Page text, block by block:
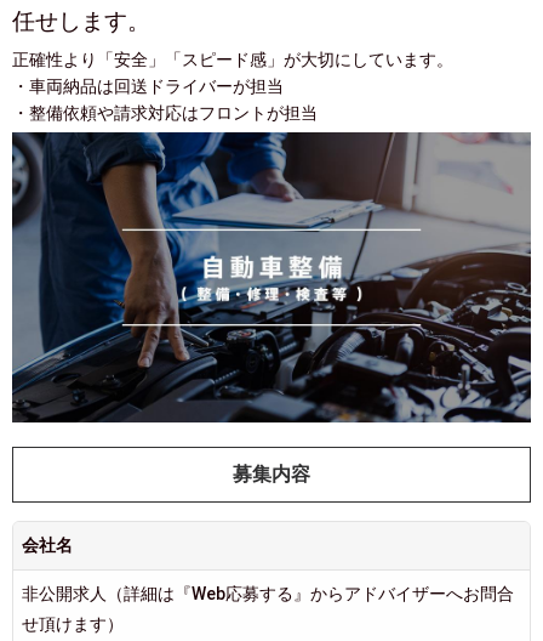
任せします。
正確性より「安全」「スピード感」が大切にしています。
・車両納品は回送ドライバーが担当
・整備依頼や請求対応はフロントが担当
募集内容
会社名
非公開求人（詳細は『Web応募する』からアドバイザーへお問合
せ頂けます）